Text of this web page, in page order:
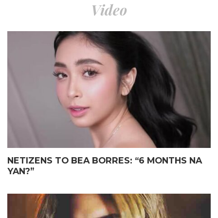
ELIAS MAY FATHER’S DAY
GIFT KAY JOHN LLOYD CRUZ
SA ISANG EMOSYONAL NA
JOHN LLOYD CRUZ
MAGIGING ‘KAPUSO’ NA NGA
BA?
Video
NETIZENS TO BEA BORRES: “6 MONTHS NA
YAN?”